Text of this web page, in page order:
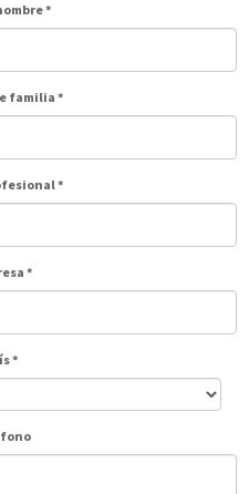
*
familia*
*
*
*